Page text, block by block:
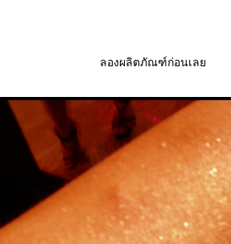
ลองผลิตภัณฑ์ก่อนเล